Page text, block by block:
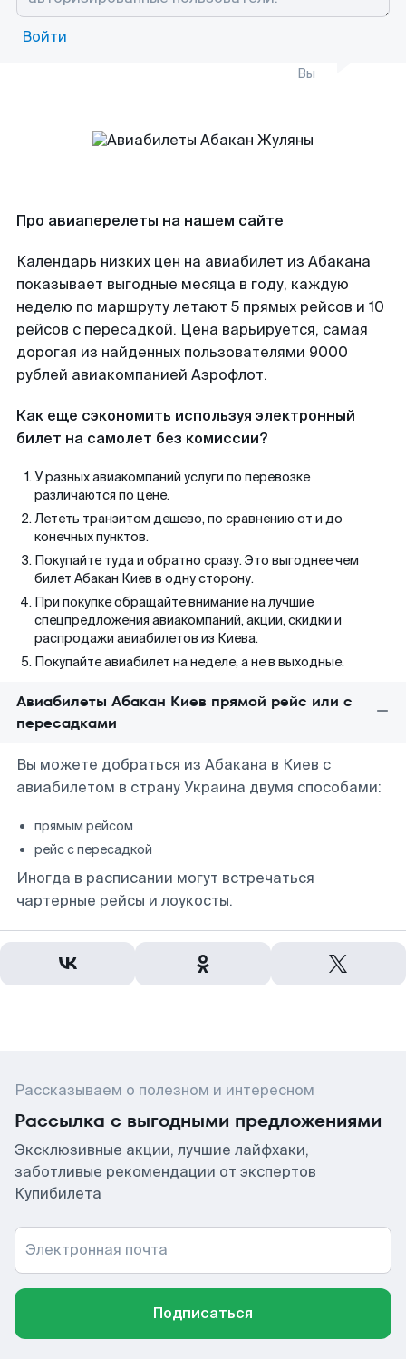
Войти
Вы
Про авиаперелеты на нашем сайте
Календарь низких цен на авиабилет из Абакана
показывает выгодные месяца в году, каждую
неделю по маршруту летают 5 прямых рейсов и 10
рейсов с пересадкой. Цена варьируется, самая
дорогая из найденных пользователями 9000
рублей авиакомпанией Аэрофлот.
Как еще сэкономить используя электронный
билет на самолет без комиссии?
У разных авиакомпаний услуги по перевозке
различаются по цене.
Лететь транзитом дешево, по сравнению от и до
конечных пунктов.
Покупайте туда и обратно сразу. Это выгоднее чем
билет Абакан Киев в одну сторону.
При покупке обращайте внимание на лучшие
спецпредложения авиакомпаний, акции, скидки и
распродажи авиабилетов из Киева.
Покупайте авиабилет на неделе, а не в выходные.
Авиабилеты Абакан Киев прямой рейс или с
пересадками
Вы можете добраться из Абакана в Киев с
авиабилетом в страну Украина двумя способами:
прямым рейсом
рейс с пересадкой
Иногда в расписании могут встречаться
чартерные рейсы и лоукосты.
Рассказываем о полезном и интересном
Рассылка с выгодными предложениями
Эксклюзивные акции, лучшие лайфхаки,
заботливые рекомендации от экспертов
Купибилета
Электронная почта
Подписаться